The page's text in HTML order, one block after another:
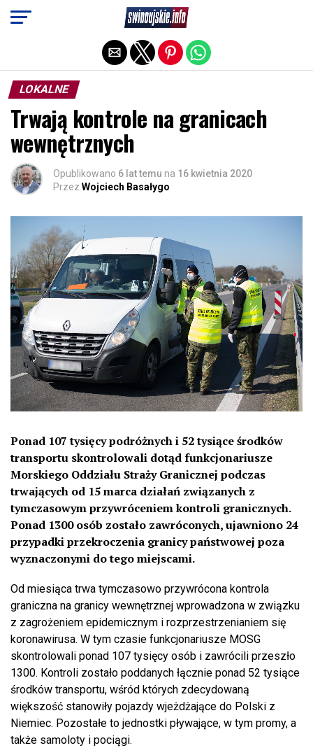
LOKALNE
Trwają kontrole na granicach
wewnętrznych
Opublikowano 6 lat temu na 16 kwietnia 2020
Przez Wojciech Basałygo
Ponad 107 tysięcy podróżnych i 52 tysiące środków
transportu skontrolowali dotąd funkcjonariusze
Morskiego Oddziału Straży Granicznej podczas
trwających od 15 marca działań związanych z
tymczasowym przywróceniem kontroli granicznych.
Ponad 1300 osób zostało zawróconych, ujawniono 24
przypadki przekroczenia granicy państwowej poza
wyznaczonymi do tego miejscami.
Od miesiąca trwa tymczasowo przywrócona kontrola
graniczna na granicy wewnętrznej wprowadzona w związku
z zagrożeniem epidemicznym i rozprzestrzenianiem się
koronawirusa. W tym czasie funkcjonariusze MOSG
skontrolowali ponad 107 tysięcy osób i zawrócili przeszło
1300. Kontroli zostało poddanych łącznie ponad 52 tysiące
środków transportu, wśród których zdecydowaną
większość stanowiły pojazdy wjeżdżające do Polski z
Niemiec. Pozostałe to jednostki pływające, w tym promy, a
także samoloty i pociągi.
Exit mobile version